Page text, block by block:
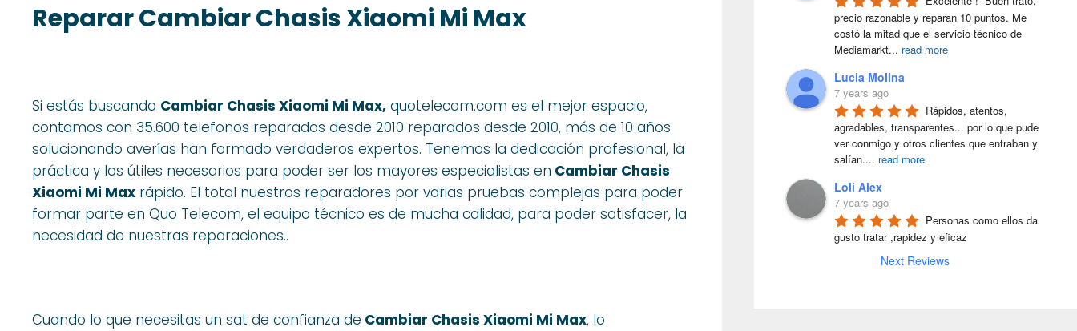
Reparar Cambiar Chasis Xiaomi Mi Max
Si estás buscando Cambiar Chasis Xiaomi Mi Max, quotelecom.com es el mejor espacio,
contamos con 35.600 telefonos reparados desde 2010 reparados desde 2010, más de 10 años
solucionando averías han formado verdaderos expertos. Tenemos la dedicación profesional, la
práctica y los útiles necesarios para poder ser los mayores especialistas en Cambiar Chasis
Xiaomi Mi Max rápido. El total nuestros reparadores por varias pruebas complejas para poder
formar parte en Quo Telecom, el equipo técnico es de mucha calidad, para poder satisfacer, la
necesidad de nuestras reparaciones..
Cuando lo que necesitas un sat de confianza de Cambiar Chasis Xiaomi Mi Max, lo
precio razonable y reparan 10 puntos. Me
costó la mitad que el servicio técnico de
Mediamarkt... read more
Lucia Molina
7 years ago
Rápidos, atentos,
agradables, transparentes... por lo que pude
ver conmigo y otros clientes que entraban y
salían.... read more
Loli Alex
7 years ago
Personas como ellos da
gusto tratar ,rapidez y eficaz
Next Reviews